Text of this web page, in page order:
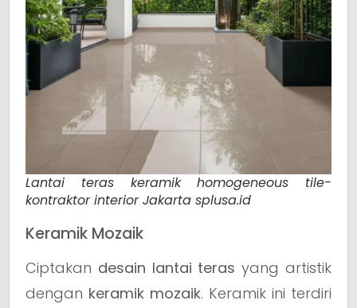
Lantai teras keramik homogeneous tile-
kontraktor interior Jakarta splusa.id
Keramik Mozaik
Ciptakan desain lantai teras yang artistik
dengan keramik mozaik. Keramik ini terdiri